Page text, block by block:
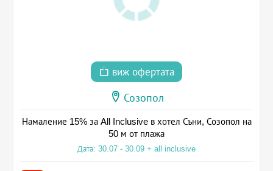
виж офертата
Созопол
Намаление 15% за All Inclusive в хотел Съни, Созопол на
50 м от плажа
Дата: 30.07 - 30.09 + all inclusive